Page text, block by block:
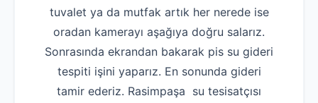
tuvalet ya da mutfak artık her nerede ise
oradan kamerayı aşağıya doğru salarız.
Sonrasında ekrandan bakarak pis su gideri
tespiti işini yaparız. En sonunda gideri
tamir ederiz. Rasimpaşa su tesisatçısı